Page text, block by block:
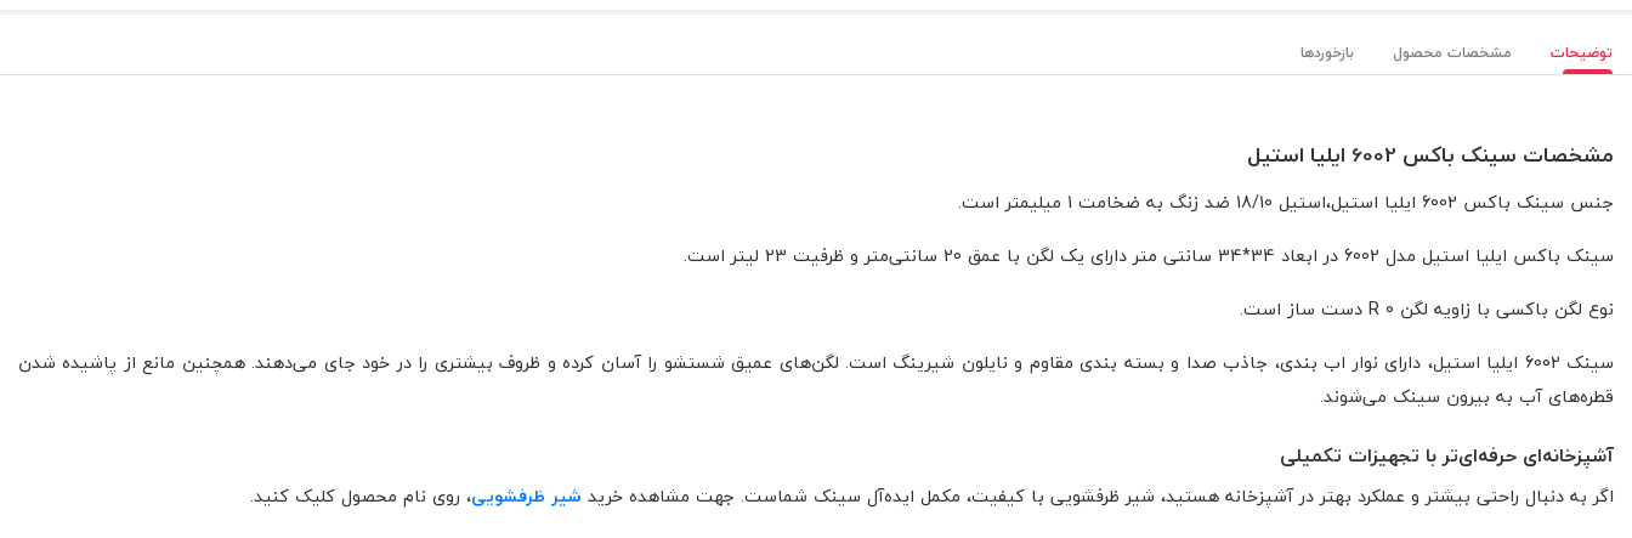
توضیحات مشخصات محصول بازخوردها
مشخصات سینک باکس 6002 ایلیا استیل
جنس سینک باکس 6002 ایلیا استیل،استیل 18/10 ضد زنگ به ضخامت 1 میلیمتر است.
سینک باکس ایلیا استیل مدل 6002 در ابعاد 34*34 سانتی متر دارای یک لگن با عمق 20 سانتی‌متر و ظرفیت 23 لیتر است.
نوع لگن باکسی با زاویه لگن R 0 دست ساز است.
سینک 6002 ایلیا استیل، دارای نوار اب بندی، جاذب صدا و بسته بندی مقاوم و نایلون شیرینگ است.
لگن‌های عمیق شستشو را آسان کرده و ظروف بیشتری را در خود جای می‌دهند. همچنین مانع از پاشیده شدن
قطره‌های آب به بیرون سینک می‌شوند.
آشپزخانه‌ای حرفه‌ای‌تر با تجهیزات تکمیلی
اگر به دنبال راحتی بیشتر و عملکرد بهتر در آشپزخانه هستید، شیر ظرفشویی با کیفیت، مکمل ایده‌آل سینک شماست. جهت مشاهده خرید شیر ظرفشویی، روی نام محصول کلیک کنید.